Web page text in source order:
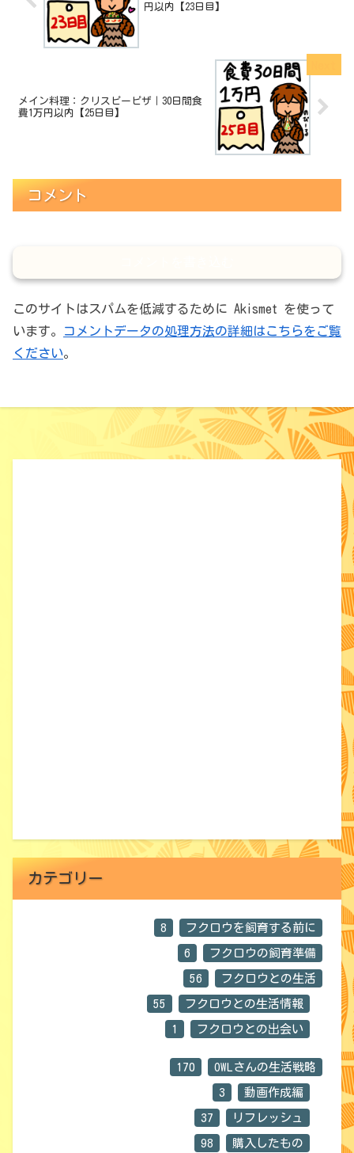
円以内【23日目】
メイン料理：クリスピーピザ｜30日間食
費1万円以内【25日目】
コメント
このサイトはスパムを低減するために Akismet を使って
います。
コメントデータの処理方法の詳細はこちらをご覧
ください。
カテゴリー
フクロウを飼育する前に
8
フクロウの飼育準備
6
フクロウとの生活
56
フクロウとの生活情報
55
フクロウとの出会い
1
OWLさんの生活戦略
170
動画作成編
3
リフレッシュ
37
購入したもの
98